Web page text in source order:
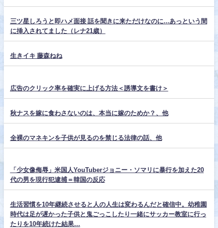
三ツ星しろうと即ハメ面接 話を聞きに来ただけなのに...あっという間
に挿入されてました（レナ21歳）
生きイキ 藤森ねね
広告のクリック率を確実に上げる方法＜誘導文を書け＞
秋ナスを嫁に食わさないのは、本当に嫁のためか？、他
全裸のマネキンを子供が見るのを禁じる法律の話、他
「少女像侮辱」米国人YouTuberジョニー・ソマリに暴行を加えた20
代の男を現行犯逮捕＝韓国の反応
生活習慣を10年継続させると人の人生は変わるんだと確信中。幼稚園
時代は足が遅かった子供と鬼ごっこしたり一緒にサッカー教室に行っ
たりを10年続けた結果…